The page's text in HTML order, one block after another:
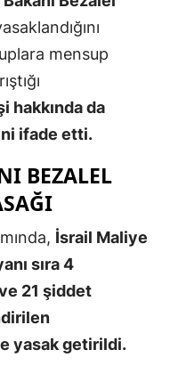
Kırşehir
Konya
Malatya
mensup
hakkında da
ifade etti.
BEZALEL
İsrail Maliye
sıra 4
21 şiddet
yasak getirildi.